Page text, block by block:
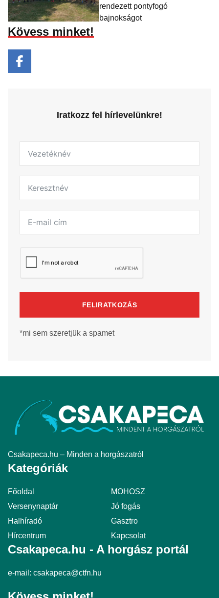
rendezett pontyfogó
bajnokságot
Kövess minket!
Iratkozz fel hírlevelünkre!
FELIRATKOZÁS
*mi sem szeretjük a spamet
Csakapeca.hu – Minden a horgászatról
Kategóriák
Főoldal
MOHOSZ
Versenynaptár
Jó fogás
Halhíradó
Gasztro
Hírcentrum
Kapcsolat
Csakapeca.hu - A horgász portál
e-mail: csakapeca@ctfn.hu